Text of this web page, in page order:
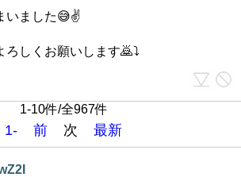
いました😅✌️
しくお願いします🙇⤵️
1-10件/全967件
1- 前 次 最新